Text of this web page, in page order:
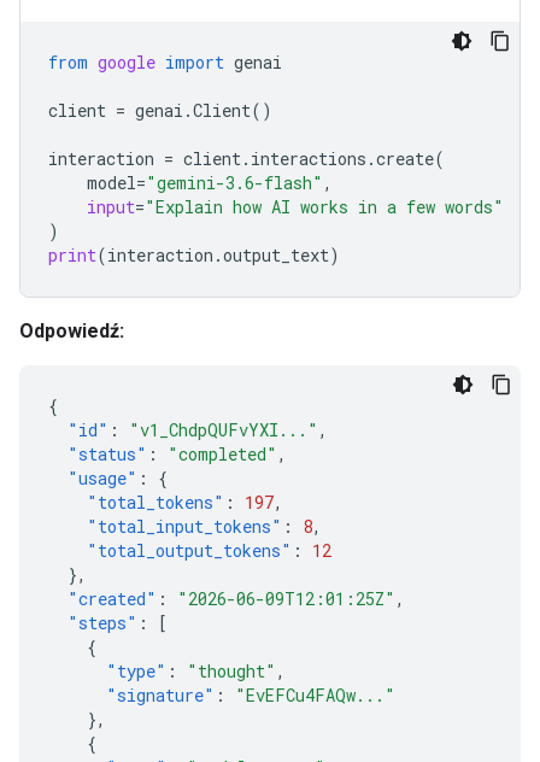
from google import genai
client = genai .Client()
interaction = client. interactions .create(
model="gemini-3.6-flash" ,
input="Explain how AI works in a few words"
)
print(interaction .output_text)
Odpowiedź:
{
"id" : "v1_ChdpQUFvYXI..." ,
"status" : "completed" ,
"usage" :
{
"total_tokens" : 197,
"total_input_tokens" : 8,
"total_output_tokens" :
12
},
"created" : "2026-06-09T12:01:25Z" ,
"steps" :
[
{
"type" : "thought" ,
"signature" :
"EvEFCu4FAQw..."
},
{